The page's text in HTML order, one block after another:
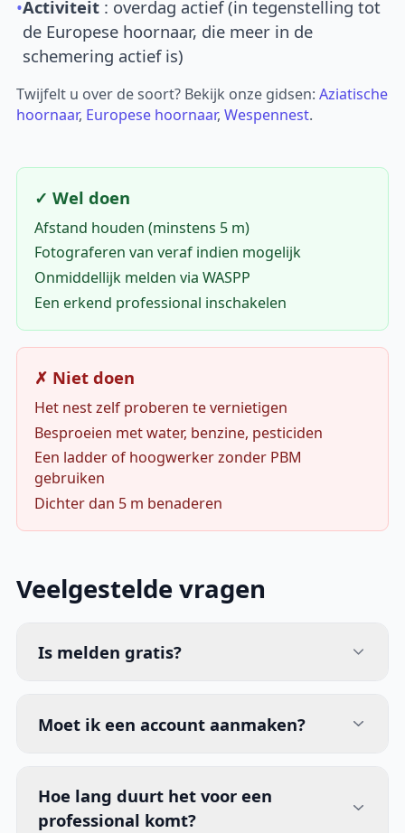
•Activiteit : overdag actief (in tegenstelling tot
de Europese hoornaar, die meer in de
schemering actief is)
Twijfelt u over de soort? Bekijk onze gidsen:Aziatische
hoornaar, Europese hoornaar,Wespennest.
✓ Wel doen
Afstand houden (minstens 5 m)
Fotograferen van veraf indien mogelijk
Onmiddellijk melden via WASPP
Een erkend professional inschakelen
✗ Niet doen
Het nest zelf proberen te vernietigen
Besproeien met water, benzine, pesticiden
Een ladder of hoogwerker zonder PBM
gebruiken
Dichter dan 5 m benaderen
Veelgestelde vragen
Is melden gratis?
Moet ik een account aanmaken?
Hoe lang duurt het voor een
professional komt?